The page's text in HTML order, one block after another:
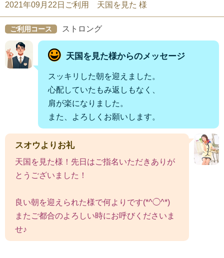
2021年09月22日ご利用 天国を見た 様
ご利用コース ストロング
天国を見た様からのメッセージ
スッキリした朝を迎えました。
心配していたもみ返しもなく、
肩が楽になりました。
また、よろしくお願いします。
スオウよりお礼
天国を見た様！先日はご指名いただきありが
とうございました！
良い朝を迎えられた様で何よりです(*^◯^*)
またご都合のよろしい時にお呼びくださいま
せ♪